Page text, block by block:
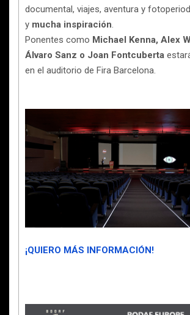
documental, viajes, aventura y
y mucha inspiración
Ponentes como Michael Kenna, Alex
Álvaro Sanz o Joan Fontcuberta
en el auditorio de Fira Barcelona.
¡QUIERO MÁS INFORMACIÓN!